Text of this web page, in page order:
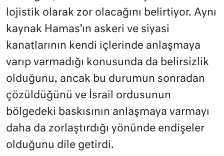
lojistik olarak zor olacağını belirtiyor. Aynı
kaynak Hamas’ın askeri ve siyasi
kanatlarının kendi içlerinde anlaşmaya
varıp varmadığı konusunda da belirsizlik
olduğunu, ancak bu durumun sonradan
çözüldüğünü ve İsrail ordusunun
bölgedeki baskısının anlaşmaya varmayı
daha da zorlaştırdığı yönünde endişeler
olduğunu dile getirdi.